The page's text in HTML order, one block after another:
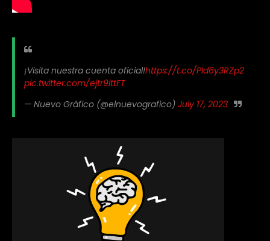
¡Visita nuestra cuenta oficial!https://t.co/PId6y3RZp2
pic.twitter.com/ejtr9lttFT
— Nuevo Gráfico (@elnuevografico) July 17, 2023